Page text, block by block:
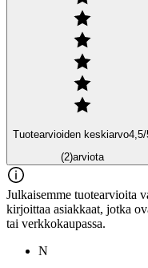
Tuotearvioiden keskiarvo4,5/
(2)arviota
Julkaisemme tuotearvioita
kirjoittaa asiakkaat, jotka
tai verkkokaupassa.
N